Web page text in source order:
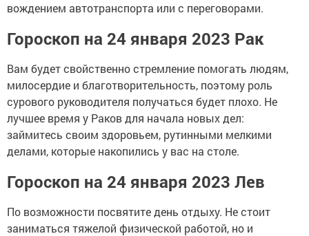
вождением автотранспорта или с переговорами.
Гороскоп на 24 января 2023 Рак
Вам будет свойственно стремление помогать людям,
милосердие и благотворительность, поэтому роль
сурового руководителя получаться будет плохо. Не
лучшее время у Раков для начала новых дел:
займитесь своим здоровьем, рутинными мелкими
делами, которые накопились у вас на столе.
Гороскоп на 24 января 2023 Лев
По возможности посвятите день отдыху. Не стоит
заниматься тяжелой физической работой, но и